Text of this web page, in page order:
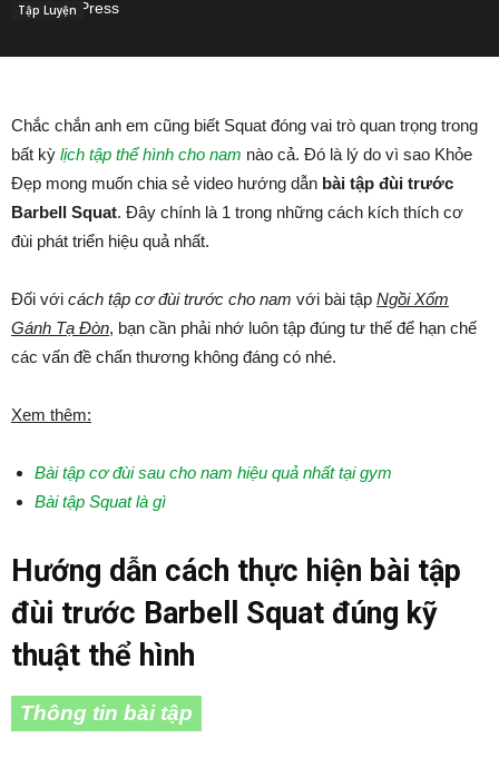
Tập Luyện
Chắc chắn anh em cũng biết Squat đóng vai trò quan trọng trong
bất kỳ lịch tập thể hình cho nam nào cả. Đó là lý do vì sao Khỏe
Đẹp mong muốn chia sẻ video hướng dẫn bài tập đùi trước
Barbell Squat. Đây chính là 1 trong những cách kích thích cơ
đùi phát triển hiệu quả nhất.
Đối với cách tập cơ đùi trước cho nam với bài tập Ngồi Xổm
Gánh Tạ Đòn, bạn cần phải nhớ luôn tập đúng tư thế để hạn chế
các vấn đề chấn thương không đáng có nhé.
Xem thêm:
Bài tập cơ đùi sau cho nam hiệu quả nhất tại gym
Bài tập Squat là gì
Hướng dẫn cách thực hiện bài tập
đùi trước Barbell Squat đúng kỹ
thuật thể hình
Thông tin bài tập